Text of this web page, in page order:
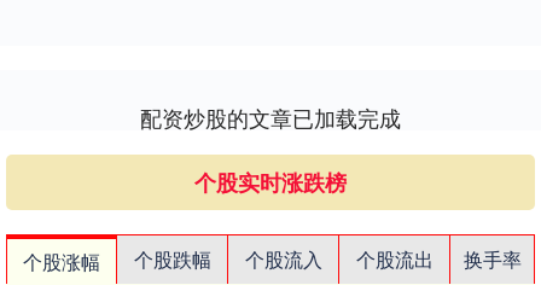
配资炒股的文章已加载完成
个股实时涨跌榜
个股涨幅 个股跌幅 个股流入 个股流出
换手率